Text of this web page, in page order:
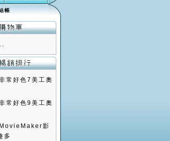
帳
常好色7美工奧
常好色9美工奧
MovieMaker影
多